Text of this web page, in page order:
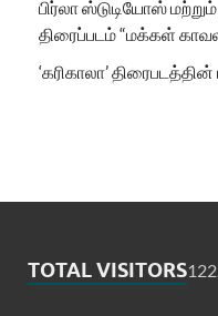
பிர்லா ஸ்டுடியோஸ்
திரைப்படம் “மக்கள்
‘கரிகாலா’
TOTAL VISITORS